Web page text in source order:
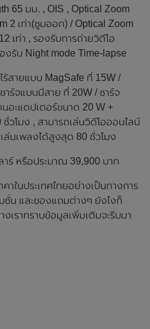
65 มม. , OIS , Optical Zoom
2 เท่า(ซูมออก) / Optical Zoom
เท่า , รองรับการถ่ายวิดีโอ
งรับ Night mode Time‑lapse
ร้สายแบบ MagSafe ที่ 15W /
าร์จแบบมีสาย ที่ 20W / ชาร์จ
อะแดปเตอร์ขนาด 20 W +
วโมง , สามารถเล่นวิดีโอออนไลน์
ล่นเพลงได้สูงสุด 80 ชั่วโมง
ร์ หรือประมาณ 39,900 บาท
าในประเทศไทยอย่างเป็นทางการ
ชั่น และของแถมต่างๆ ยังไงก็
เราทราบข้อมูลเพิ่มเติมจะรีบมา